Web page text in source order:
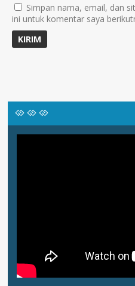
Simpan nama, email, dan
ini untuk komentar saya